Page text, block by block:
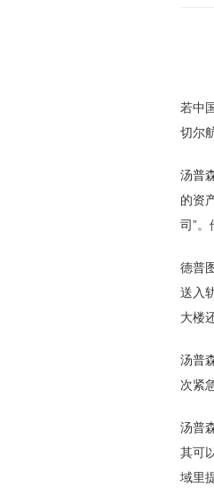
若中国政府采取动作要收购破产太空互联网公司一网的资产，美国天军是否会做些什么来加以阻止？美国天军副司令汤普森中将5月12日在与空军协会米
切尔
汤普森并未谈论美国国防部可能会就一网采取什么具体行动。在3月27日申请破产、酿成航天业遭受COVID-19疫情财务冲击的一个标志性事件后，一网
的资
司”
德普图拉指出，美国军方曾指望着靠一网来在北极提供星基宽带通信，而中国也打算增加其在北极地区的影响力。倒闭前，一网已把74颗高速宽带卫星
送入
大楼
汤普森提到了航天采办委员会的工作。由国会新设立的这一机构成员包括国防部、美国空军和天军以及情报部门的高层领导。该委员会最近几周召开了几
次紧
汤普森说，该委员会“认识到其真正需要迅速开展的工作是考虑这种病毒对商业航天业、对商业和国家安全行业那些规模较小的航天公司构成的威胁以及
其可
域里